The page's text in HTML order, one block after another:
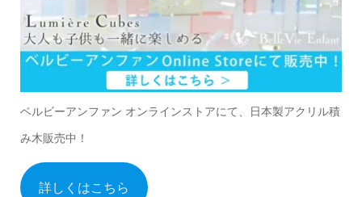
ベルビーアンファン オンラインストアにて、日本製アクリル積
み木販売中！
詳しくはこちら